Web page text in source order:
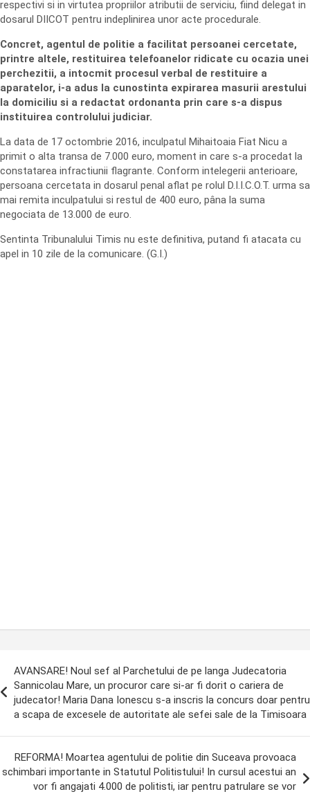
respectivi si in virtutea propriilor atributii de serviciu, fiind delegat in
dosarul DIICOT pentru indeplinirea unor acte procedurale.
Concret, agentul de politie a facilitat persoanei cercetate,
printre altele, restituirea telefoanelor ridicate cu ocazia unei
perchezitii, a intocmit procesul verbal de restituire a
aparatelor, i-a adus la cunostinta expirarea masurii arestului
la domiciliu si a redactat ordonanta prin care s-a dispus
instituirea controlului judiciar.
La data de 17 octombrie 2016, inculpatul Mihaitoaia Fiat Nicu a
primit o alta transa de 7.000 euro, moment in care s-a procedat la
constatarea infractiunii flagrante. Conform intelegerii anterioare,
persoana cercetata in dosarul penal aflat pe rolul D.I.I.C.O.T. urma sa
mai remita inculpatului si restul de 400 euro, pâna la suma
negociata de 13.000 de euro.
Sentinta Tribunalului Timis nu este definitiva, putand fi atacata cu
apel in 10 zile de la comunicare. (G.I.)
AVANSARE! Noul sef al Parchetului de pe langa Judecatoria
Sannicolau Mare, un procuror care si-ar fi dorit o cariera de
judecator! Maria Dana Ionescu s-a inscris la concurs doar pentru
a scapa de excesele de autoritate ale sefei sale de la Timisoara
REFORMA! Moartea agentului de politie din Suceava provoaca
schimbari importante in Statutul Politistului! In cursul acestui an
vor fi angajati 4.000 de politisti, iar pentru patrulare se vor